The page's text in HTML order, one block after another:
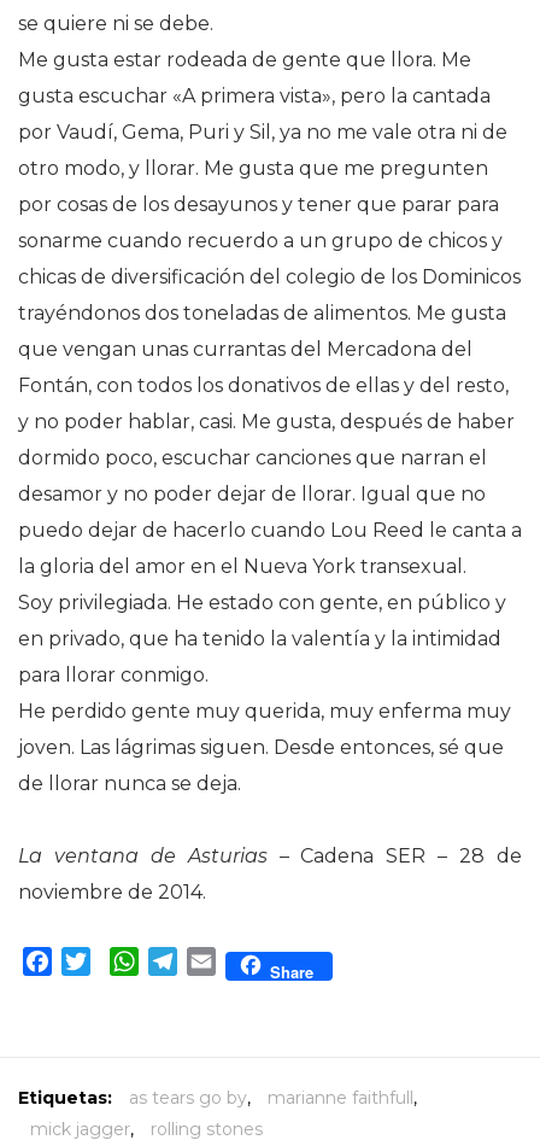
se quiere ni se debe.
Me gusta estar rodeada de gente que llora. Me
gusta escuchar «A primera vista», pero la cantada
por Vaudí, Gema, Puri y Sil, ya no me vale otra ni de
otro modo, y llorar. Me gusta que me pregunten
por cosas de los desayunos y tener que parar para
sonarme cuando recuerdo a un grupo de chicos y
chicas de diversificación del colegio de los Dominicos
trayéndonos dos toneladas de alimentos. Me gusta
que vengan unas currantas del Mercadona del
Fontán, con todos los donativos de ellas y del resto,
y no poder hablar, casi. Me gusta, después de haber
dormido poco, escuchar canciones que narran el
desamor y no poder dejar de llorar. Igual que no
puedo dejar de hacerlo cuando Lou Reed le canta a
la gloria del amor en el Nueva York transexual.
Soy privilegiada. He estado con gente, en público y
en privado, que ha tenido la valentía y la intimidad
para llorar conmigo.
He perdido gente muy querida, muy enferma muy
joven. Las lágrimas siguen. Desde entonces, sé que
de llorar nunca se deja.
La ventana de Asturias– Cadena SER – 28 de
noviembre de 2014.
Facebook
TwitterWhatsApp
Telegram
Email Share
Etiquetas: as tears go by, marianne faithfull,
mick jagger, rolling stones